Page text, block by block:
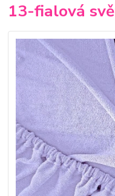
13-fialová